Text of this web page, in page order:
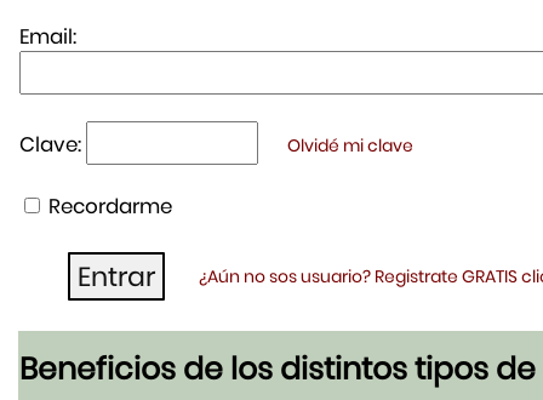
Email:
Clave: Olvidé mi clave
Recordarme
¿Aún no sos usuario? Registrate GRATIS
Beneficios de los distintos tipos de